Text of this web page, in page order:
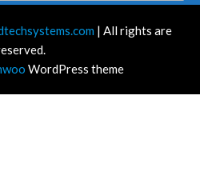
| All rights are
WordPress theme